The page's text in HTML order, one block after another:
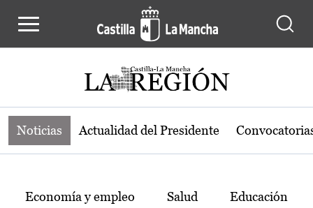
Noticias de la región de Castilla-La
Noticias Actualidad del Presidente
Temas
Economía y empleo Salud Educación